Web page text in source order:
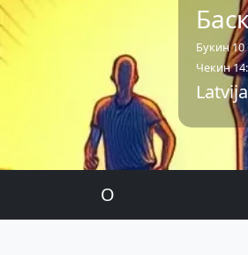
Букин 10
Чекин
О